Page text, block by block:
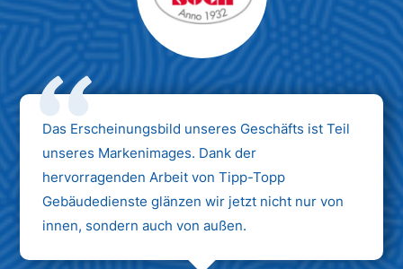
Das Erscheinungsbild unseres Geschäfts ist Teil
unseres Markenimages. Dank der
hervorragenden Arbeit von Tipp-Topp
Gebäudedienste glänzen wir jetzt nicht nur von
innen, sondern auch von außen.